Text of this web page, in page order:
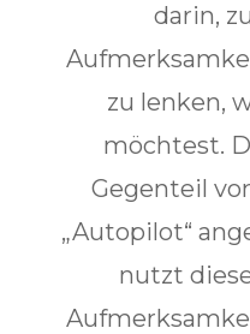
darin,
zu lenken,
möchtest.
Gegenteil
„Autopilot“
nutzt